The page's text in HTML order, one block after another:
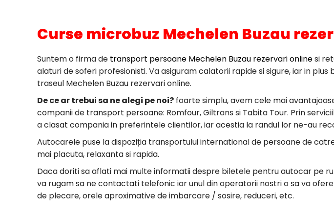
Curse microbuz Mechelen Buzau
Suntem o firma de transport persoane Mechelen Buzau rezervari onlinesi
alaturi de soferi profesionisti. Va asiguram calatorii rapide si sigure, iar in
traseul Mechelen Buzau rezervari online.
De ce ar trebui sa ne alegi pe noi? foarte simplu, avem cele mai
companii de transport persoane: Romfour, Giltrans si Tabita Tour. Prin
a clasat compania in preferintele clientilor, iar acestia la randul lor ne-au
Autocarele puse la dispoziția transportului international de persoane de
mai placuta, relaxanta si rapida.
Daca doriti sa aflati mai multe informatii despre biletele pentru autocar pe
va rugam sa ne contactati telefonic iar unul din operatorii nostri o sa va
de plecare, orele aproximative de imbarcare / sosire, reduceri, etc.